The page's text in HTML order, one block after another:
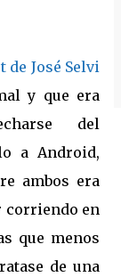
de José Selvi
y que era
del
a Android,
ambos era
corriendo en
que menos
de una